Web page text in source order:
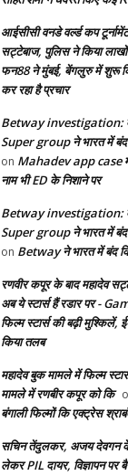
आईसीसी वनडे वर्ल्ड कप
सट्टेबाज, पुलिस ने किया
फन88 ने मुंबई, बेंगलुरु में शुरू
कर रहा है प्रचार
Betway investigation:
Super group ने भारत में बंद
on Mahadev app case में
नाम भी ED के निशाने पर
Betway investigation:
Super group ने भारत में बंद
on Betway ने भारत में बंद
रणवीर कपूर के बाद महादेव
अब ये स्टार्स हैं रडार पर -
फिल्म स्टार्स की बढ़ी मुश्किलें,
किया तलब
महादेव बुक मामले में फिल्म
मामले में रणबीर कपूर को कि
बंगाली फिल्मों कि एक्ट्रेस
सचिन तेंदुलकर, अजय देवगन
लेकर PIL दायर, विज्ञापन पर